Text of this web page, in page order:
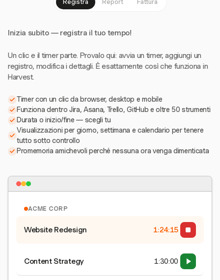
Registra Report Fattura
Inizia subito — registra il tuo tempo!
Un clic e il timer parte. Provalo qui: avvia un timer, aggiungi un
registro, modifica i dettagli. È esattamente così che funziona in
Harvest.
Timer con un clic da browser, desktop e mobile
Funziona dentro Jira, Asana, Trello, GitHub e oltre 50 strumenti
Durata o inizio/fine — scegli tu
Visualizzazioni per giorno, settimana e calendario per tenere
tutto sotto controllo
Promemoria amichevoli perché nessuna ora venga dimenticata
ACME CORP
Website Redesign 1:24:15
Content Strategy 1:30:00